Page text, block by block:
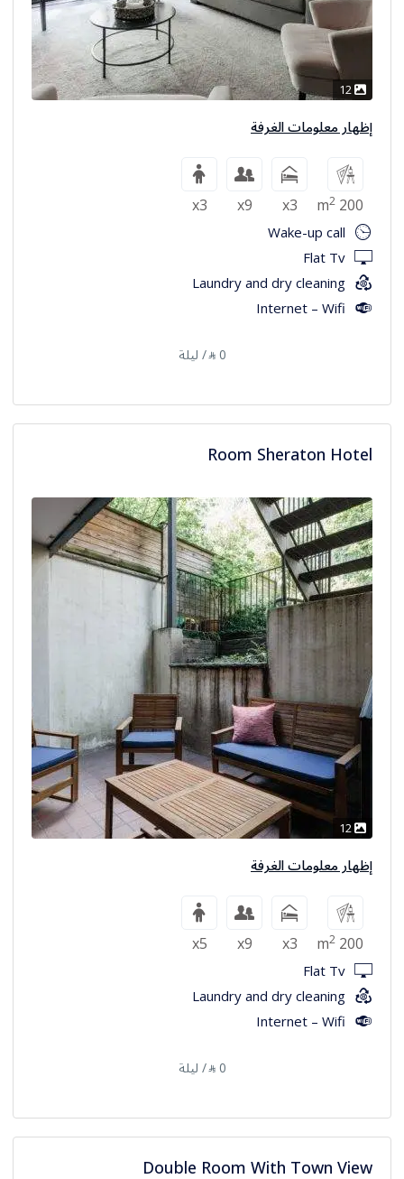
إظهار معلومات الغرفة
200 m
2
x3
x9
x3
Wake-up call
Flat Tv
Laundry and dry cleaning
Internet – Wifi
0
⃁/ ليلة
Room Sheraton Hotel
إظهار معلومات الغرفة
200 m
2
x3
x9
x5
Flat Tv
Laundry and dry cleaning
Internet – Wifi
0
⃁/ ليلة
Double Room With Town View